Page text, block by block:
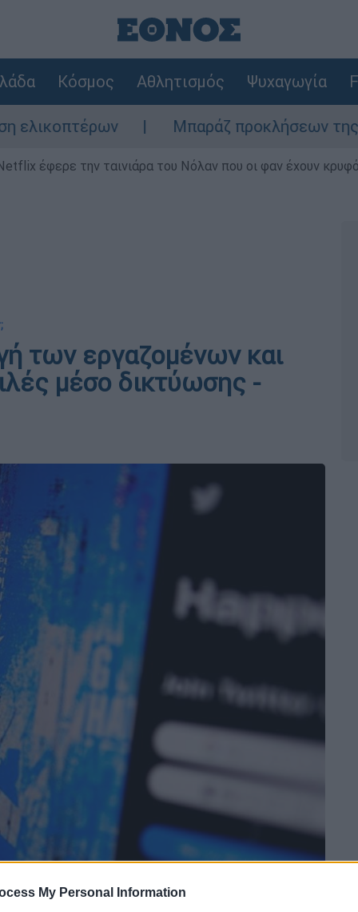
My Personal Information
Κόσμος Αθλητισμός Ψυχαγωγία
Μπαράζ προκλήσεων της Άγκυρας
έφερε την ταινιάρα του Νόλαν που οι φαν έχουν
των εργαζομένων και
μέσο δικτύωσης -
το ΕΘΝΟΣ στη Google